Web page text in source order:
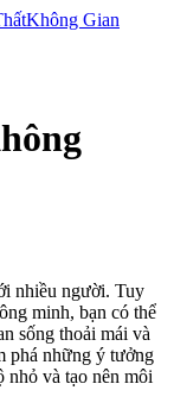
Không Gian
nhiều người. Tuy
minh, bạn có thể
sống thoải mái và
phá những ý tưởng
nhỏ và tạo nên môi